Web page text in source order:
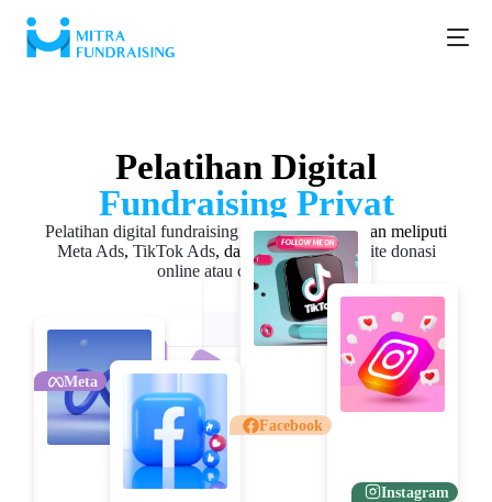
Pelatihan Digital
Fundraising Privat
Pelatihan digital fundraising privatuntuk yayasan meliputi
Meta Ads, TikTok Ads, dan
pembuatan website donasi
online atau crowdfunding
Meta
Instagram
Facebook